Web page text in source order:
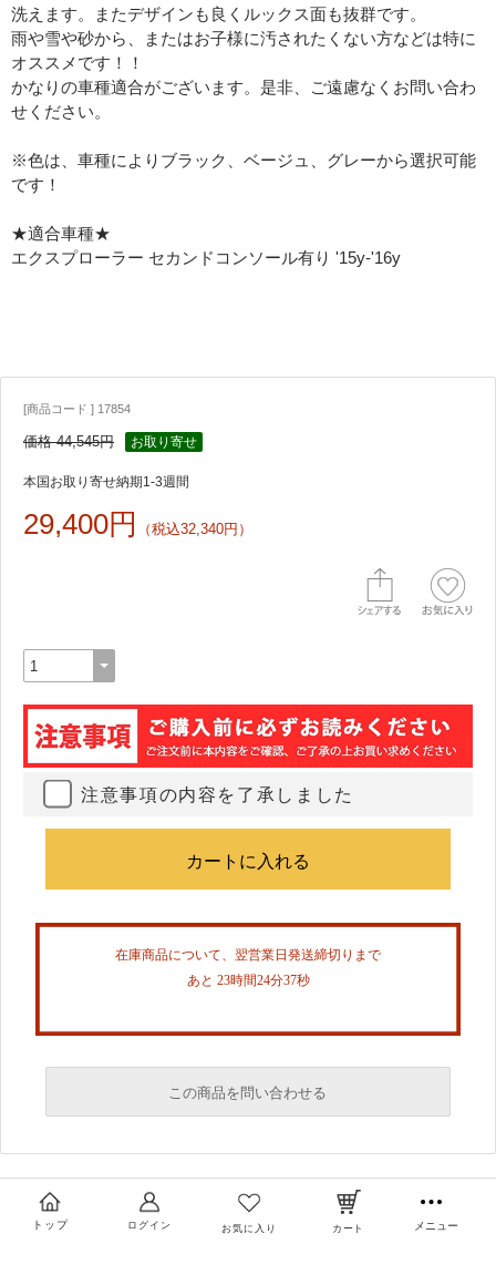
洗えます。またデザインも良くルックス面も抜群です。
雨や雪や砂から、またはお子様に汚されたくない方などは特に
オススメです！！
かなりの車種適合がございます。是非、ご遠慮なくお問い合わ
せください。
※色は、車種によりブラック、ベージュ、グレーから選択可能
です！
★適合車種★
エクスプローラー セカンドコンソール有り '15y-'16y
[商品コード ] 17854
価格 44,545円 お取り寄せ
本国お取り寄せ納期1-3週間
29,400円 （税込32,340円）
注意事項の内容を了承しました
在庫商品について、翌営業日発送締切りまで
あと 23時間24分37秒
この商品を問い合わせる
トップ ログイン お気に入り カート メニュー